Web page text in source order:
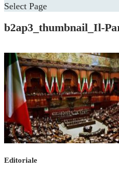
Select Page
b2ap3_thumbnail_Il-
Editoriale